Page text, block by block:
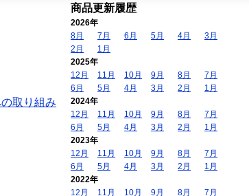
の取り組み
商品更新履歴
2026年
8月
7月 6月 5月 4月
3月
2月
1月
2025年
12月
11月 10月 9月 8月
7月
6月
5月 4月 3月 2月
1月
2024年
12月
11月 10月 9月 8月
7月
6月
5月 4月 3月 2月
1月
2023年
12月
11月 10月 9月 8月
7月
6月
5月 4月 3月 2月
1月
2022年
12月
11月 10月 9月 8月
7月